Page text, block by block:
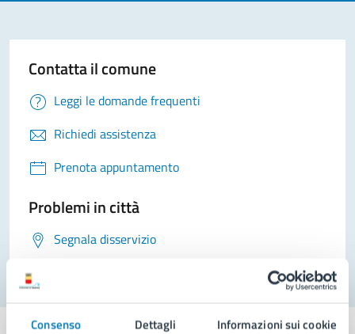
Consenso Dettagli Informazioni sui cookie
Contatta il comune
Leggi le domande frequenti
Richiedi assistenza
Prenota appuntamento
Problemi in città
Segnala disservizio